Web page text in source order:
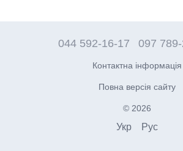
044 592-16-17 097
Контактна інформація
Повна версія сайту
© 2026
Укр Рус